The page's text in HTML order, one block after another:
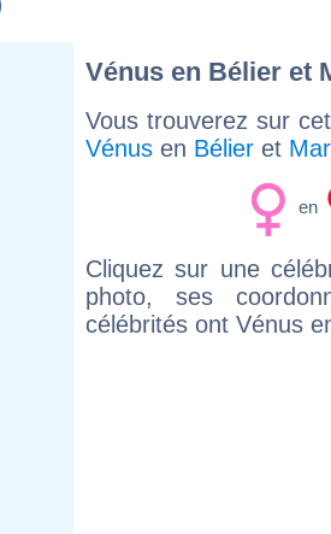
Vénus en Bélier et
Vous trouverez sur
Vénus en Bélier et
en
Cliquez sur une
photo, ses
célébrités ont Vénus